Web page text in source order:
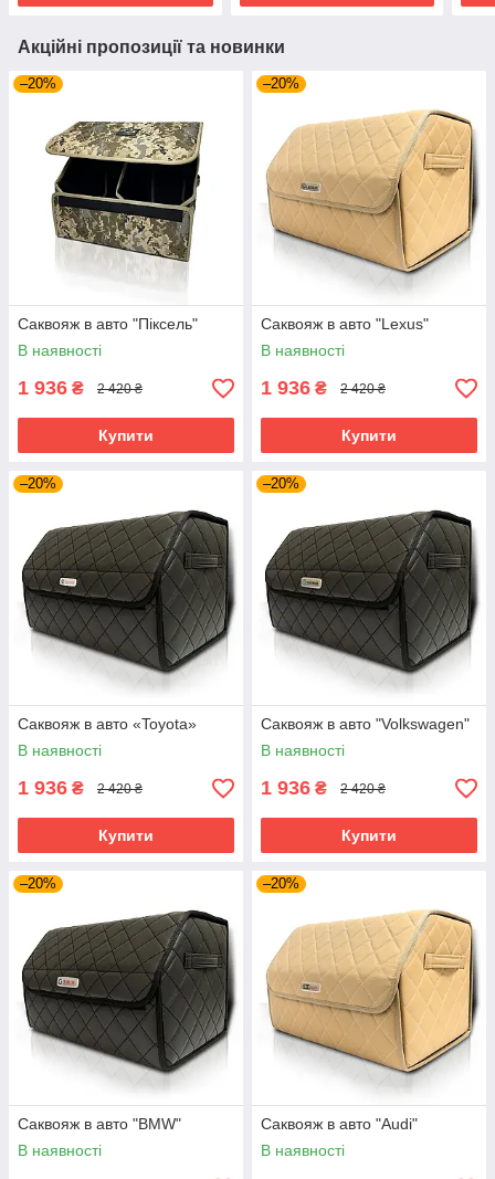
Акційні пропозиції та новинки
–20%
Саквояж в авто "Піксель"
В наявності
1 936 ₴ 2 420 ₴
Купити
–20%
Саквояж в авто "Lexus"
В наявності
1 936 ₴ 2 420 ₴
Купити
–20%
Саквояж в авто «Toyota»
В наявності
1 936 ₴ 2 420 ₴
Купити
–20%
Саквояж в авто "Volkswagen"
В наявності
1 936 ₴ 2 420 ₴
Купити
–20%
Саквояж в авто "BMW"
В наявності
–20%
Саквояж в авто "Audi"
В наявності